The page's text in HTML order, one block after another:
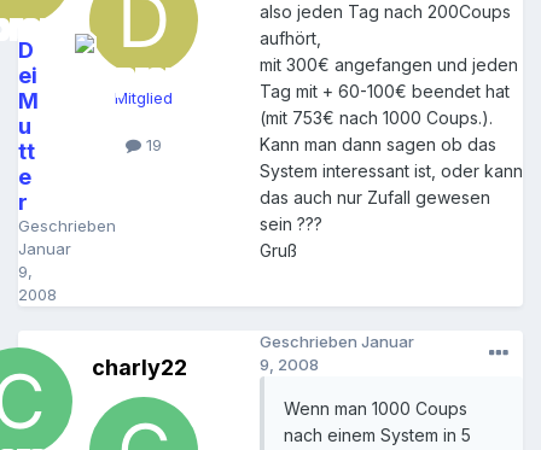
D
ei
M
u
tt
e
r
Geschrieben
Januar
9,
2008
Mitglied
19
also jeden Tag nach 200Coups
aufhört,
mit 300€ angefangen und jeden
Tag mit + 60-100€ beendet hat
(mit 753€ nach 1000 Coups.).
Kann man dann sagen ob das
System interessant ist, oder kann
das auch nur Zufall gewesen
sein ???
Gruß
charly22
Geschrieben Januar
9, 2008
Wenn man 1000 Coups
nach einem System in 5